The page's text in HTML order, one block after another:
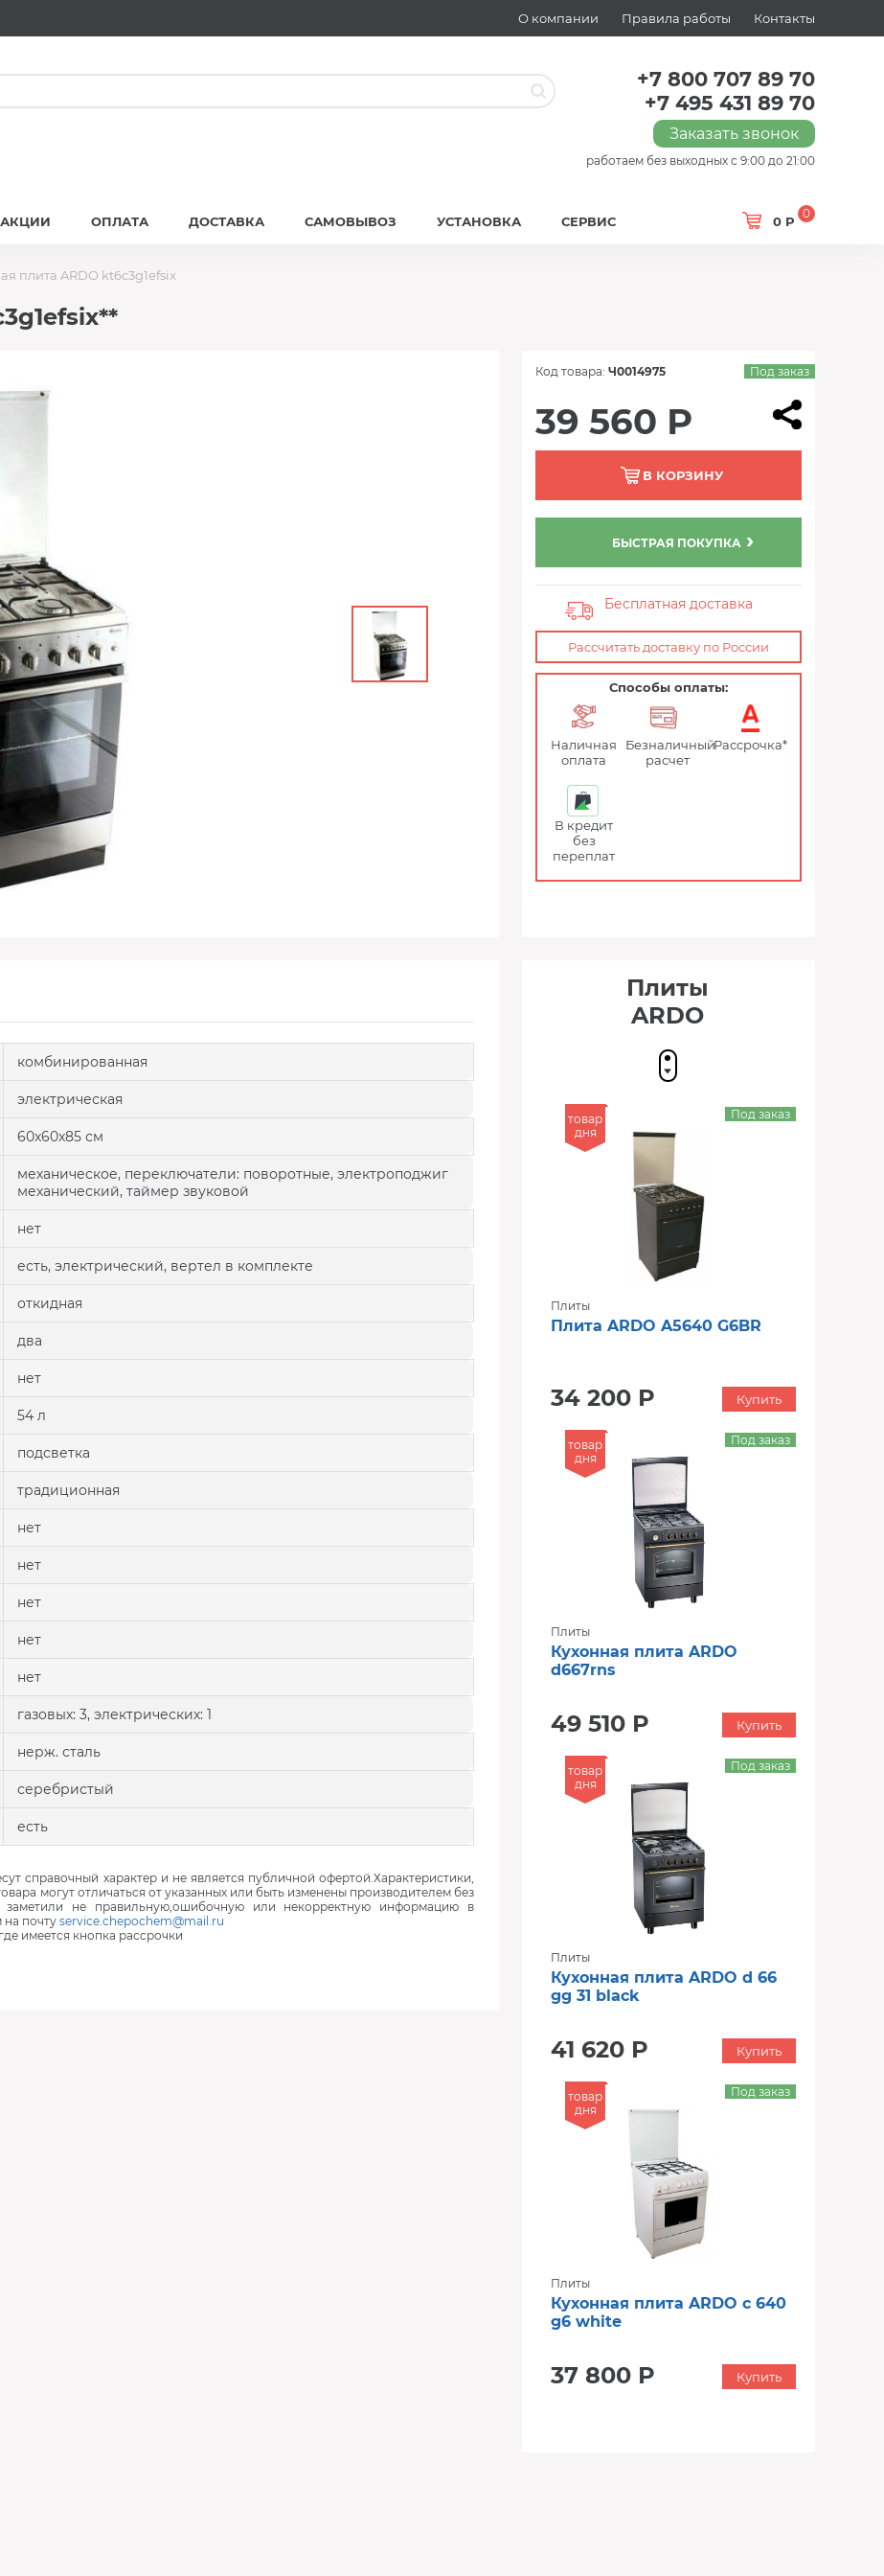
О компании Правила работы Контакты
+7 800 707 89 70
+7 495 431 89 70
Заказать звонок
работаем без выходных с 9:00 до 21:00
0 Р
0
АКЦИИ ОПЛАТА ДОСТАВКА САМОВЫВОЗ УСТАНОВКА СЕРВИС
плита ARDO kt6c3g1efsix
Код товара: Ч0014975 Под заказ
39 560 Р
В КОРЗИНУ
БЫСТРАЯ ПОКУПКА
Бесплатная доставка
Рассчитать доставку по России
Способы оплаты:
Наличная
оплата
Безналичный
расчет
Рассрочка*
В кредит
без
переплат
комбинированная
электрическая
60x60x85 см
механическое, переключатели: поворотные, электроподжиг
механический, таймер звуковой
нет
есть, электрический, вертел в комплекте
откидная
два
нет
54 л
подсветка
традиционная
нет
нет
нет
нет
нет
газовых: 3, электрических: 1
нерж. сталь
серебристый
есть
справочный характер и не является публичной офертой.Характеристики,
могут отличаться от указанных или быть изменены производителем без
заметили не правильную,ошибочную или некорректную информацию в
почту service.chepochem@mail.ru
имеется кнопка рассрочки
Плиты
ARDO
товар
дня
Плиты
Плита ARDO A5640 G6BR
34 200 Р
Под заказ
Купить
товар
дня
Плиты
Кухонная плита ARDO
d667rns
49 510 Р
Под заказ
Купить
товар
дня
Плиты
Кухонная плита ARDO d 66
gg 31 black
41 620 Р
Под заказ
Купить
товар
дня
Плиты
Кухонная плита ARDO c 640
g6 white
37 800 Р
Под заказ
Купить